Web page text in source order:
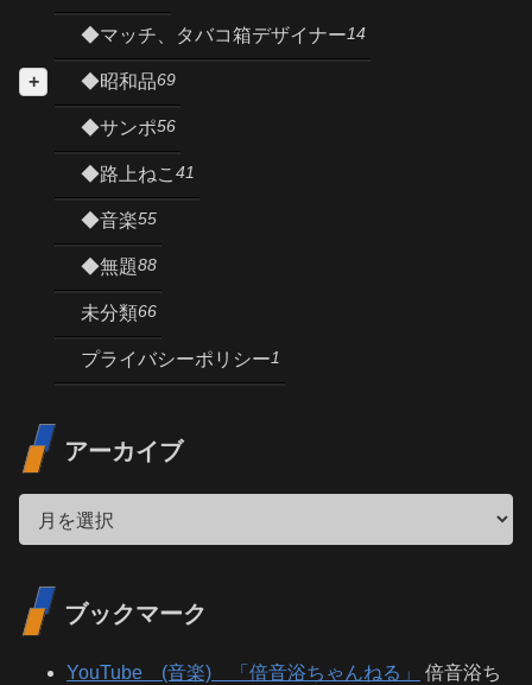
◆マッチ、タバコ箱デザイナー14
◆昭和品69
◆サンポ56
◆路上ねこ 41
◆音楽55
◆無題88
未分類66
プライバシーポリシー1
アーカイブ
ブックマーク
YouTube (音楽) 「倍音浴ちゃんねる」 倍音浴ち